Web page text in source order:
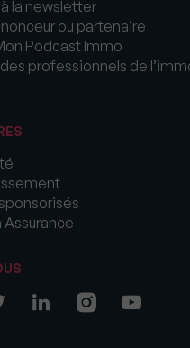
à la newsletter
ou partenaire
Podcast Immo
des professionnels de